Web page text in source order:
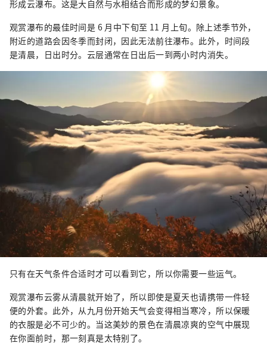
形成云瀑布。这是大自然与水相结合而形成的梦幻景象。
观赏瀑布的最佳时间是 6 月中下旬至 11 月上旬。除上述季节外，
附近的道路会因冬季而封闭，因此无法前往瀑布。此外，时间段
是清晨，日出时分。云层通常在日出后一到两小时内消失。
只有在天气条件合适时才可以看到它，所以你需要一些运气。
观赏瀑布云雾从清晨就开始了，所以即使是夏天也请携带一件轻
便的外套。此外，从九月份开始天气会变得相当寒冷，所以保暖
的衣服是必不可少的。当这美妙的景色在清晨凉爽的空气中展现
在你面前时，那一刻真是太特别了。